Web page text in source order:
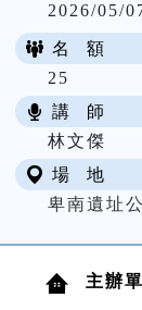
2026/05/
名 額
25
講 師
林文傑
場 地
卑南遺址
主辦